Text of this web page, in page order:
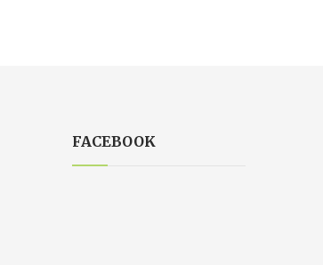
FACEBOOK